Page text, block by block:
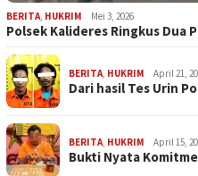
BERITA HUKRIM Mei 3, 2026
Polsek Kalideres Ringkus Dua
BERITA HUKRIM April 21,
Dari hasil Tes Urin
BERITA HUKRIM April 15,
Bukti Nyata